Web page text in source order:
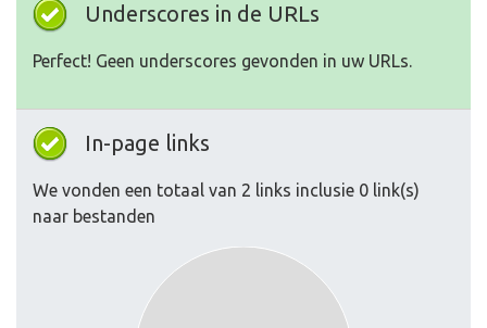
Underscores in de URLs
Perfect! Geen underscores gevonden in uw URLs.
In-page links
We vonden een totaal van 2 links inclusie 0 link(s)
naar bestanden